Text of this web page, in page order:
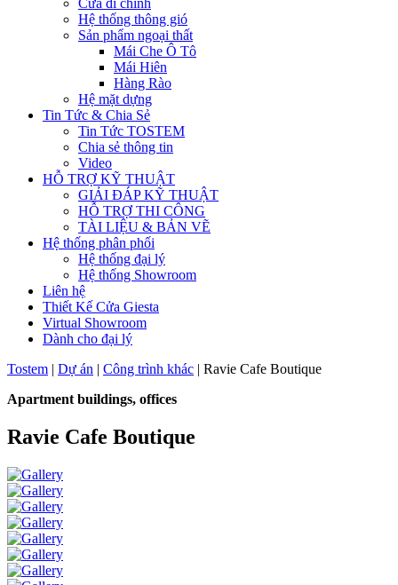
Cửa đi chính
Hệ thống thông gió
Sản phẩm ngoại thất
Mái Che Ô Tô
Mái Hiên
Hàng Rào
Hệ mặt dựng
Tin Tức & Chia Sẻ
Tin Tức TOSTEM
Chia sẻ thông tin
Video
HỖ TRỢ KỸ THUẬT
GIẢI ĐÁP KỸ THUẬT
HỖ TRỢ THI CÔNG
TÀI LIỆU & BẢN VẼ
Hệ thống phân phối
Hệ thống đại lý
Hệ thống Showroom
Liên hệ
Thiết Kế Cửa Giesta
Virtual Showroom
Dành cho đại lý
Tostem | Dự án | Công trình khác | Ravie Cafe Boutique
Apartment buildings, offices
Ravie Cafe Boutique